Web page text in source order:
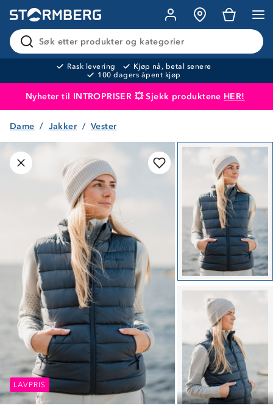
Søk etter produkter og kategorier
Rask levering
Kjøp nå, betal senere
100 dagers åpent kjøp
Nyheter til INTROPRISER 💥 Sjekk produktene HER!
Produktet er lagt i handlekurven
Dame Jakker Vester
LAVPRIS LAVPRIS
LAVPRIS